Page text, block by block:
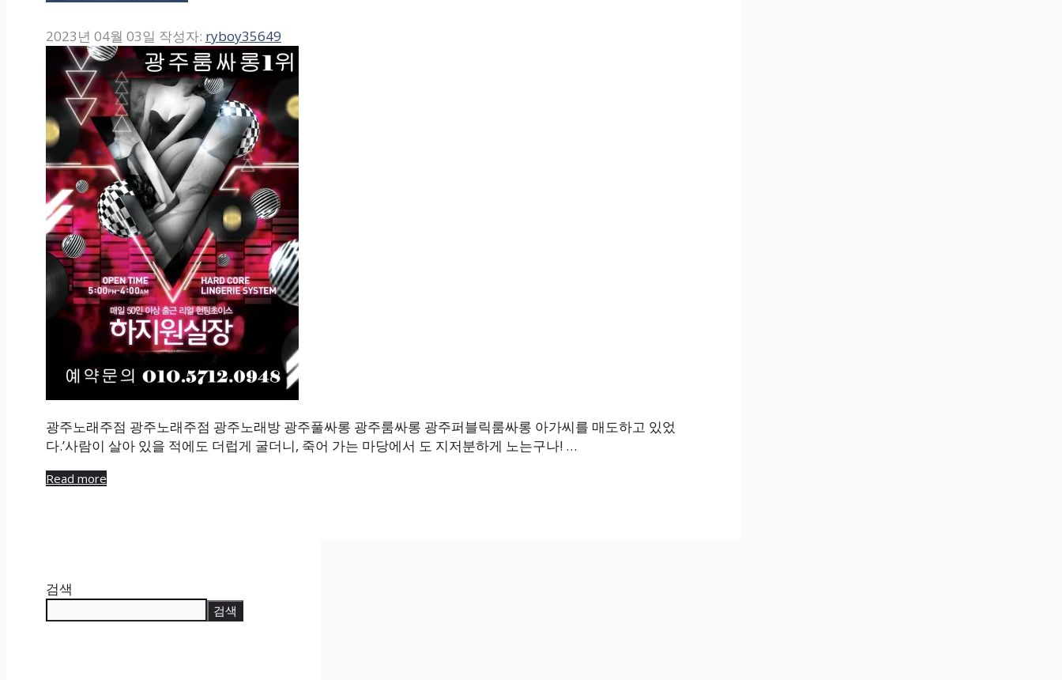
2023년 04월 03일 작성자: ryboy35649
광주노래주점 광주노래주점 광주노래방 광주풀싸롱 광주룸싸롱 광주퍼블릭룸싸롱 아가씨를 매도하고 있었
다.’사람이 살아 있을 적에도 더럽게 굴더니, 죽어 가는 마당에서 도 지저분하게 노는구나! …
Read more
검색
검색